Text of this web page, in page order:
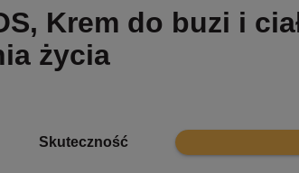
Krem do buzi i
życia
Skuteczność 8.2